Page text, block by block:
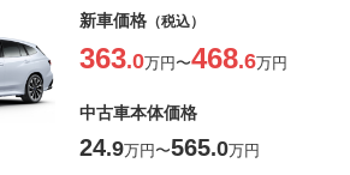
新車価格 （税込）
363.0万円〜468.6万円
中古車本体価格
24.9万円〜565.0万円